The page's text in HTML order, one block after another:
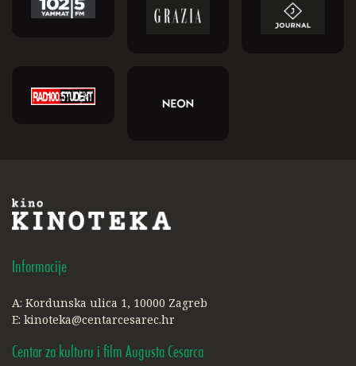
Informacije
A: Kordunska ulica 1, 10000 Zagreb
E: kinoteka@centarcesarec.hr
Centar za kulturu i film Augusta Cesarca